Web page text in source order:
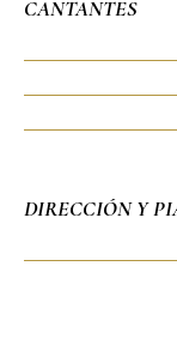
CANTANTES
DIRECCIÓN Y